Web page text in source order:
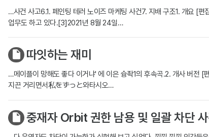
…사건 사고6.1. 페인팅 테러 노이즈 마케팅 사건7. 지배 구조1. 개요 [
업무도 하고 있다.[3]2021년 8월 24일…
따잇하는 재미
…메이플이 망해도 좋다 이거냐' 에 이은 슝좍1의 후속곡.2. 개사 버
지끈 거리면서私をずっと와타시오…
중재자 Orbit 권한 남용 및 일괄 차단